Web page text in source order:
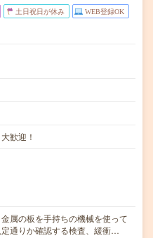
土日祝日が休み WEB登録OK
歓迎！
属の板を手持ちの機械を使って
通りか確認する検査、緩衝…